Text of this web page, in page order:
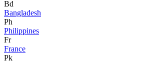
Bd
Bangladesh
Ph
Philippines
Fr
France
Pk